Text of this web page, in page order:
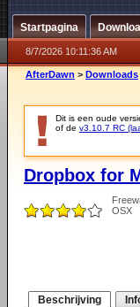
Startpagina
8/7/2026 10:11:36 AM
AfterDawn > Downloads
Dit is een oude
of de v3.10.7 RC
Dropbox for
OSX
Beschrijving